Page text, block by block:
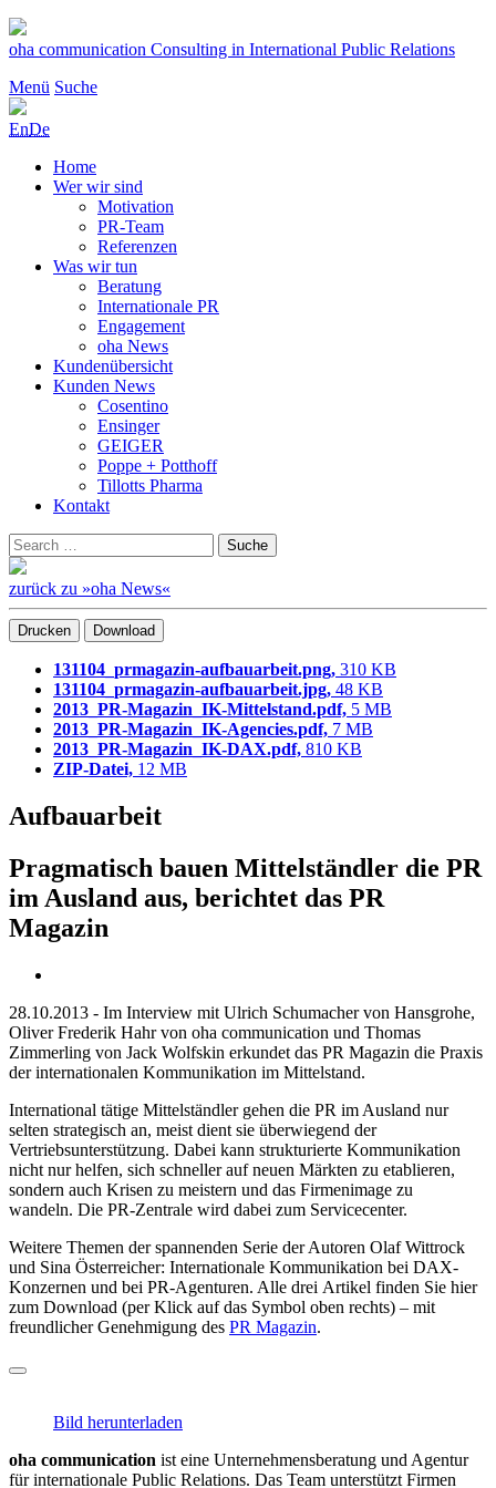
Zum
Inhalt
oha communication Consulting in International Public Relations
Menü Suche
EnDe
Home
Wer wir sind
Motivation
PR-Team
Referenzen
Was wir tun
Beratung
Internationale PR
Engagement
oha News
Kundenübersicht
Kunden News
Cosentino
Ensinger
GEIGER
Poppe + Potthoff
Tillotts Pharma
Kontakt
Suchen
nach:
Suche
zurück zu »oha News«
Drucken Download
131104_prmagazin-aufbauarbeit.png, 310 KB
131104_prmagazin-aufbauarbeit.jpg, 48 KB
2013_PR-Magazin_IK-Mittelstand.pdf, 5 MB
2013_PR-Magazin_IK-Agencies.pdf, 7 MB
2013_PR-Magazin_IK-DAX.pdf, 810 KB
ZIP-Datei, 12 MB
Aufbauarbeit
Pragmatisch bauen Mittelständler die PR
im Ausland aus, berichtet das PR
Magazin
28.10.2013 - Im Interview mit Ulrich Schumacher von Hansgrohe,
Oliver Frederik Hahr von oha communication und Thomas
Zimmerling von Jack Wolfskin erkundet das PR Magazin die Praxis
der internationalen Kommunikation im Mittelstand.
International tätige Mittelständler gehen die PR im Ausland nur
selten strategisch an, meist dient sie überwiegend der
Vertriebsunterstützung. Dabei kann strukturierte Kommunikation
nicht nur helfen, sich schneller auf neuen Märkten zu etablieren,
sondern auch Krisen zu meistern und das Firmenimage zu
wandeln. Die PR-Zentrale wird dabei zum Servicecenter.
Weitere Themen der spannenden Serie der Autoren Olaf Wittrock
und Sina Österreicher: Internationale Kommunikation bei DAX-
Konzernen und bei PR-Agenturen. Alle drei Artikel finden Sie hier
zum Download (per Klick auf das Symbol oben rechts) – mit
freundlicher Genehmigung des PR Magazin.
Bild herunterladen
oha communication ist eine Unternehmensberatung und Agentur
für internationale Public Relations. Das Team unterstützt Firmen